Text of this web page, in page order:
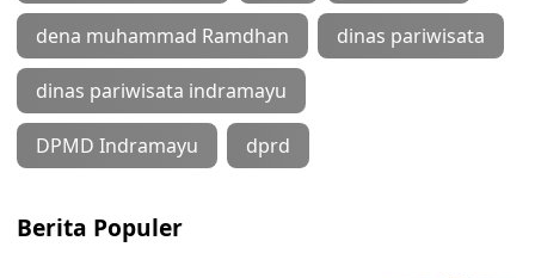
dena muhammad Ramdhan dinas pariwisata
dinas pariwisata indramayu
DPMD Indramayu dprd
Berita Populer